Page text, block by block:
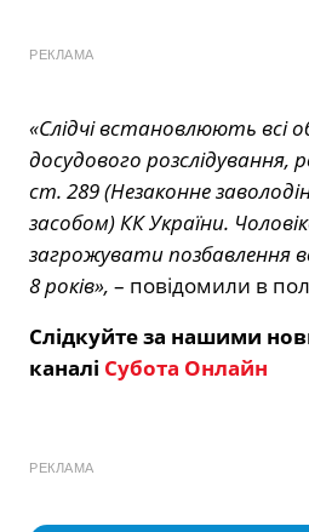
РЕКЛАМА
«Слідчі встановлюють всі
досудового розслідування,
ст. 289 (Незаконне
засобом) КК України.
загрожувати позбавлення
8 років», – повідомили в
Слідкуйте за нашими
каналі Субота Онлайн
РЕКЛАМА